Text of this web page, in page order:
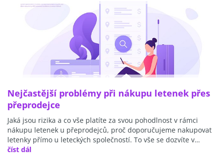
Nejčastější problémy při nákupu letenek přes
přeprodejce
Jaká jsou rizika a co vše platíte za svou pohodlnost v rámci
nákupu letenek u přeprodejců, proč doporučujeme nakupovat
letenky přímo u leteckých společností. To vše se dozvíte v…
číst dál